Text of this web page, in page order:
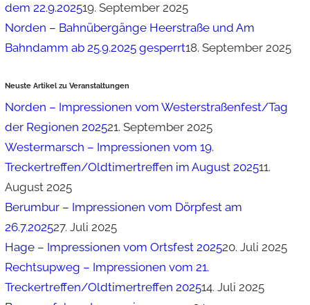
dem 22.9.202519. September 2025
Norden – Bahnübergänge Heerstraße und Am
Bahndamm ab 25.9.2025 gesperrt18. September 2025
Neuste Artikel zu Veranstaltungen
Norden – Impressionen vom Westerstraßenfest/Tag
der Regionen 202521. September 2025
Westermarsch – Impressionen vom 19.
Treckertreffen/Oldtimertreffen im August 202511.
August 2025
Berumbur – Impressionen vom Dörpfest am
26.7.202527. Juli 2025
Hage – Impressionen vom Ortsfest 202520. Juli 2025
Rechtsupweg – Impressionen vom 21.
Treckertreffen/Oldtimertreffen 202514. Juli 2025